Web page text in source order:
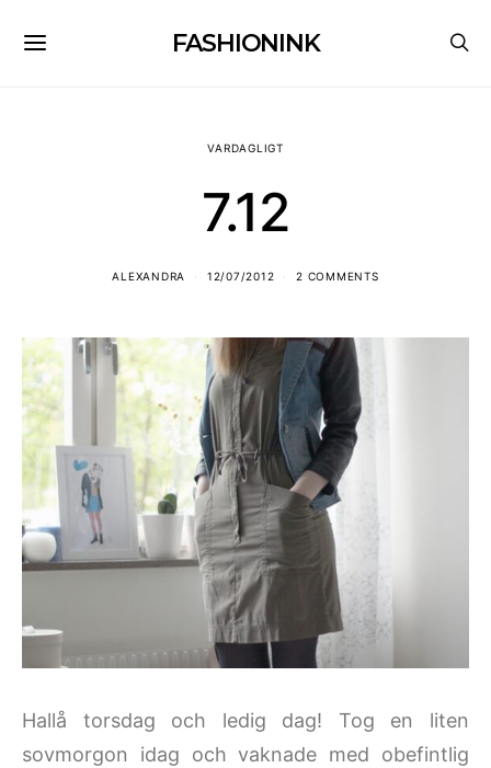
FASHIONINK
VARDAGLIGT
7.12
ALEXANDRA 12/07/2012 2 COMMENTS
Hallå torsdag och ledig dag! Tog en liten
sovmorgon idag och vaknade med obefintlig